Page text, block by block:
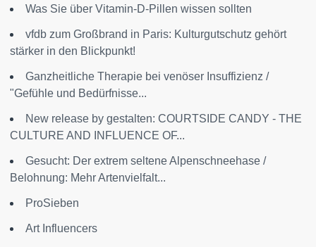
Was Sie über Vitamin-D-Pillen wissen sollten
vfdb zum Großbrand in Paris: Kulturgutschutz gehört
stärker in den Blickpunkt!
Ganzheitliche Therapie bei venöser Insuffizienz /
"Gefühle und Bedürfnisse...
New release by gestalten: COURTSIDE CANDY - THE
CULTURE AND INFLUENCE OF...
Gesucht: Der extrem seltene Alpenschneehase /
Belohnung: Mehr Artenvielfalt...
ProSieben
Art Influencers